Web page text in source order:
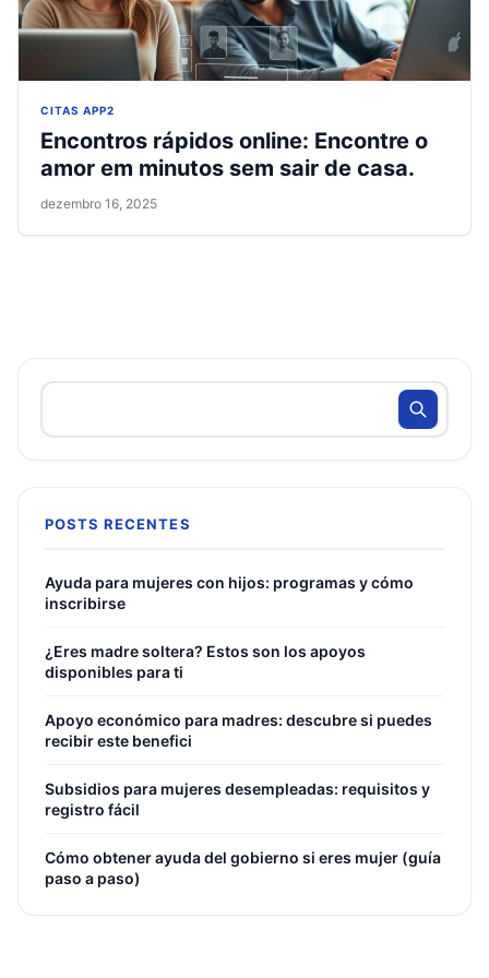
CITAS APP2
Encontros rápidos online: Encontre o
amor em minutos sem sair de casa.
dezembro 16, 2025
POSTS RECENTES
Ayuda para mujeres con hijos: programas y cómo
inscribirse
¿Eres madre soltera? Estos son los apoyos
disponibles para ti
Apoyo económico para madres: descubre si puedes
recibir este benefici
Subsidios para mujeres desempleadas: requisitos y
registro fácil
Cómo obtener ayuda del gobierno si eres mujer (guía
paso a paso)